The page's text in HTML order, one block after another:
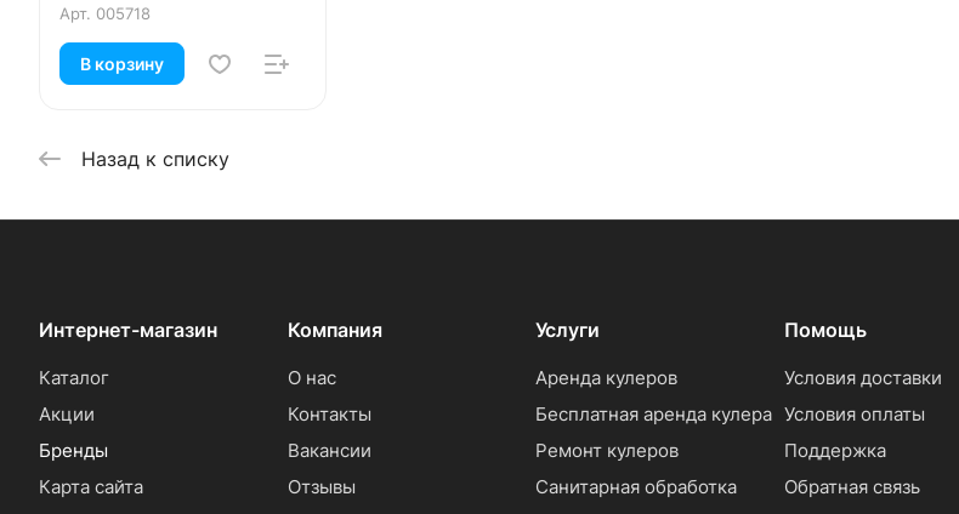
Арт. 005718
В корзину
Назад к списку
Интернет-магазин
Каталог
Акции
Бренды
Карта сайта
Компания
О нас
Контакты
Вакансии
Отзывы
Услуги
Аренда кулеров
Бесплатная аренда кулера
Ремонт кулеров
Санитарная обработка
Помощь
Условия доставки
Условия оплаты
Поддержка
Обратная связь